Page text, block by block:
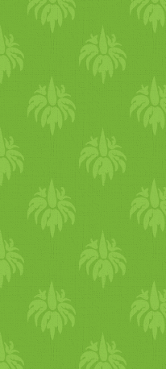
alatt
spagettit
csináltunk,
leforráztuk
kicsit
főljön szét,
zöld színét,
hurutos
betegségek
tisztítja a
néphit.
a légutakat